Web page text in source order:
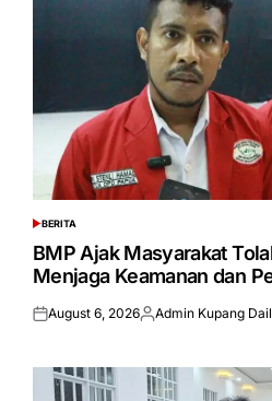
POSTED
IN
BERITA
BMP Ajak Masyarakat
Menjaga Keamanan dan
Posted
August 6, 2026Posted
Admin Kupang